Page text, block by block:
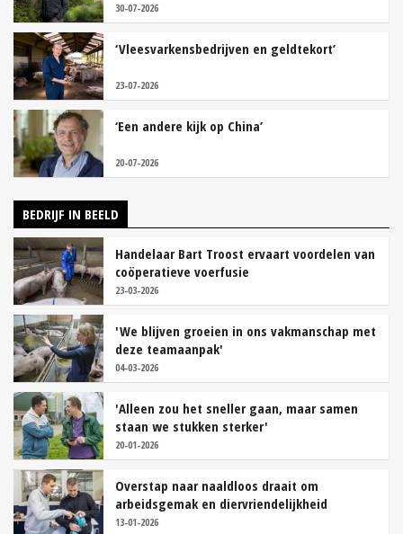
30-07-2026
‘Vleesvarkensbedrijven en geldtekort’
23-07-2026
‘Een andere kijk op China’
20-07-2026
BEDRIJF IN BEELD
Handelaar Bart Troost ervaart voordelen van
coöperatieve voerfusie
23-03-2026
'We blijven groeien in ons vakmanschap met
deze teamaanpak'
04-03-2026
'Alleen zou het sneller gaan, maar samen
staan we stukken sterker'
20-01-2026
Overstap naar naaldloos draait om
arbeidsgemak en diervriendelijkheid
13-01-2026